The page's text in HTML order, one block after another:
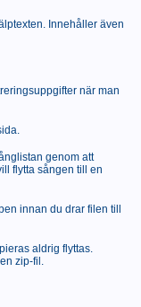
Innehåller även
när man
genom att
flytta sången till en
innan du drar filen till
aldrig flyttas.
zip-fil.